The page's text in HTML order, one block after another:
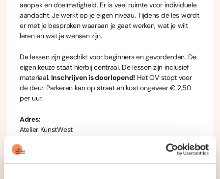
aanpak en doelmatigheid. Er is veel ruimte voor individuele
aandacht. Je werkt op je eigen niveau. Tijdens de les wordt
er met je besproken waaraan je gaat werken, wat je wilt
leren en wat je wensen zijn.
De lessen zijn geschikt voor beginners en gevorderden. De
eigen keuze staat hierbij centraal. De lessen zijn inclusief
materiaal. Inschrijven is doorlopend! Het OV stopt voor
de deur. Parkeren kan op straat en kost ongeveer € 2,50
per uur.
Adres:
Atelier KunstWest
1063 BJ Amsterdam